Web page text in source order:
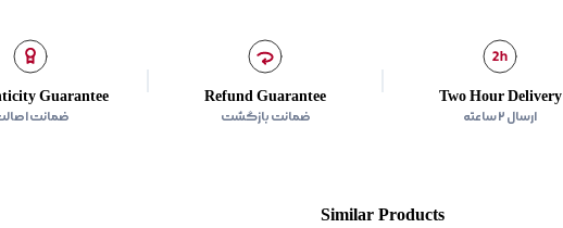
Two Hour Delivery
ارسال ۲ ساعته
Refund Guarantee
ضمانت بازگشت
Guarantee
ضمانت
Similar Products